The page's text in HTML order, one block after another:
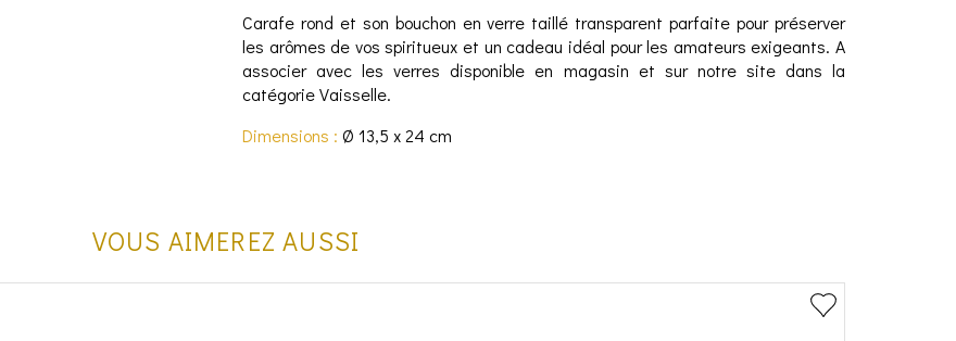
Carafe rond et son bouchon en verre taillé transparent parfaite pour préserver
les arômes de vos spiritueux et un cadeau idéal pour les amateurs exigeants. A
associer avec les verres disponible en magasin et sur notre site dans la
catégorie Vaisselle.
Dimensions : Ø 13,5 x 24 cm
VOUS AIMEREZ AUSSI